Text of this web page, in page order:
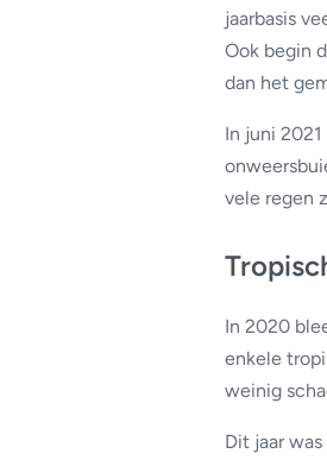
jaarbasis
Ook begin
dan het
In juni
vele regen
In 2020
enkele
weinig
Dit jaar